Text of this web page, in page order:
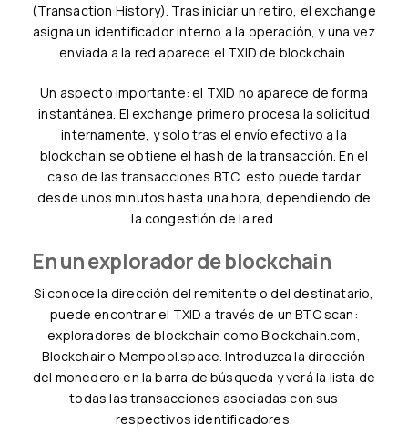
(Transaction History). Tras iniciar un retiro, el exchange
asigna un identificador interno a la operación, y una vez
enviada a la red aparece el TXID de blockchain.
Un aspecto importante: el TXID no aparece de forma
instantánea. El exchange primero procesa la solicitud
internamente, y solo tras el envío efectivo a la
blockchain se obtiene el hash de la transacción. En el
caso de las transacciones BTC, esto puede tardar
desde unos minutos hasta una hora, dependiendo de
la congestión de la red.
En un explorador de blockchain
Si conoce la dirección del remitente o del destinatario,
puede encontrar el TXID a través de un BTC scan:
exploradores de blockchain como Blockchain.com,
Blockchair o Mempool.space. Introduzca la dirección
del monedero en la barra de búsqueda y verá la lista de
todas las transacciones asociadas con sus
respectivos identificadores.